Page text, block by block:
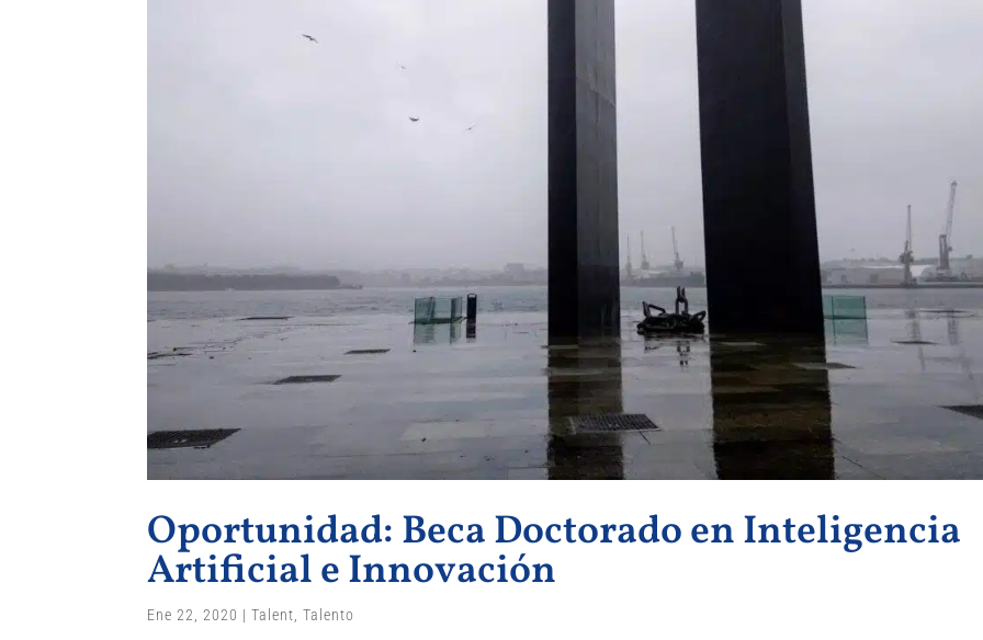
Oportunidad: Beca Doctorado en Inteligencia
Artificial e Innovación
Ene 22, 2020 |Talent ,Talento